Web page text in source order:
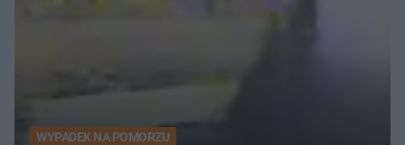
WYPADEK NA POMORZU